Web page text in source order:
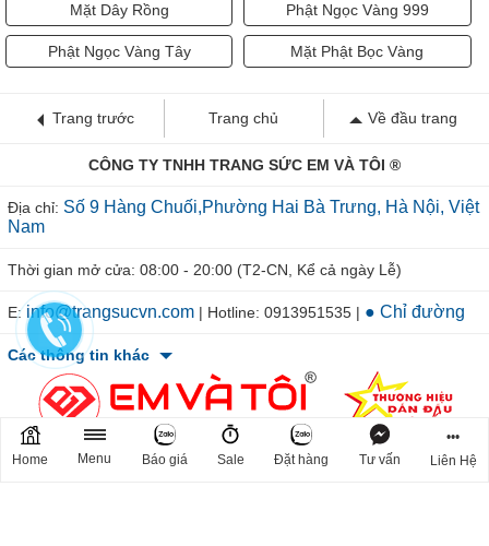
Mặt Dây Rồng Phật Ngọc Vàng 999
Phật Ngọc Vàng Tây Mặt Phật Bọc Vàng
Trang trước Trang chủ Về đầu trang
CÔNG TY TNHH TRANG SỨC EM VÀ TÔI ®
Địa chỉ: Số 9 Hàng Chuối,Phường Hai Bà Trưng, Hà Nội, Việt
Nam
Thời gian mở cửa: 08:00 - 20:00 (T2-CN, Kể cả ngày Lễ)
E:info@trangsucvn.com | Hotline: 0913951535 | ● Chỉ đường
Các thông tin khác
Home Menu Báo giá Sale Đặt hàng Tư vấn
•••
Liên Hệ